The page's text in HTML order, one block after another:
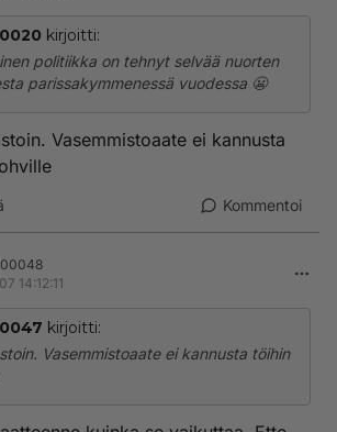
sukupolvet Euroopan köyhimpiä, tätä
sinun tietävän !
kirjoitti:
politiikka on tehnyt selvää nuorten
parissakymmenessä vuodessa 😬
Vasemmistoaate ei kannusta
Kommentoi
14:12:11
kirjoitti:
Vasemmistoaate ei kannusta töihin